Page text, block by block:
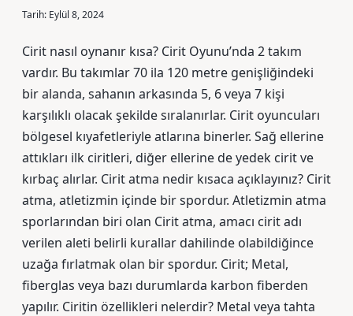
Tarih: Eylül 8, 2024
Cirit nasıl oynanır kısa? Cirit Oyunu’nda 2 takım
vardır. Bu takımlar 70 ila 120 metre genişliğindeki
bir alanda, sahanın arkasında 5, 6 veya 7 kişi
karşılıklı olacak şekilde sıralanırlar. Cirit oyuncuları
bölgesel kıyafetleriyle atlarına binerler. Sağ ellerine
attıkları ilk ciritleri, diğer ellerine de yedek cirit ve
kırbaç alırlar. Cirit atma nedir kısaca açıklayınız? Cirit
atma, atletizmin içinde bir spordur. Atletizmin atma
sporlarından biri olan Cirit atma, amacı cirit adı
verilen aleti belirli kurallar dahilinde olabildiğince
uzağa fırlatmak olan bir spordur. Cirit; Metal,
fiberglas veya bazı durumlarda karbon fiberden
yapılır. Ciritin özellikleri nelerdir? Metal veya tahta